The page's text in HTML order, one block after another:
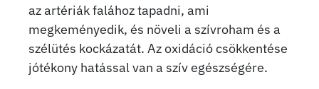
az artériák falához tapadni, ami
megkeményedik, és növeli a szívroham és a
szélütés kockázatát. Az oxidáció csökkentése
jótékony hatással van a szív egészségére.